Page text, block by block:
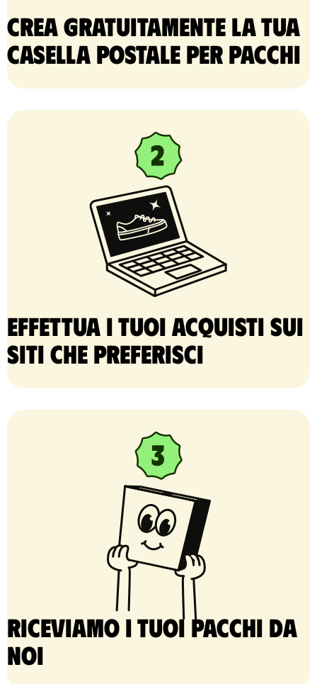
Crea gratuitamente la tua
casella postale per pacchi
Effettua i tuoi acquisti sui
siti che preferisci
Riceviamo i tuoi pacchi da
noi